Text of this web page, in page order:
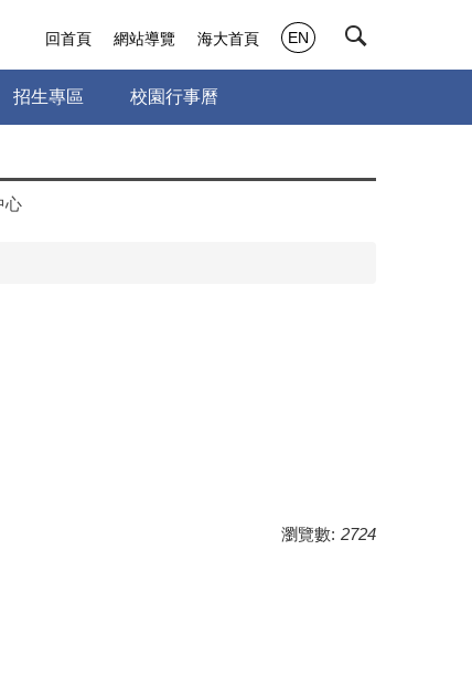
招生專區 校園行事曆
回首頁 網站導覽 海大首頁 EN
心
瀏覽數: 2724